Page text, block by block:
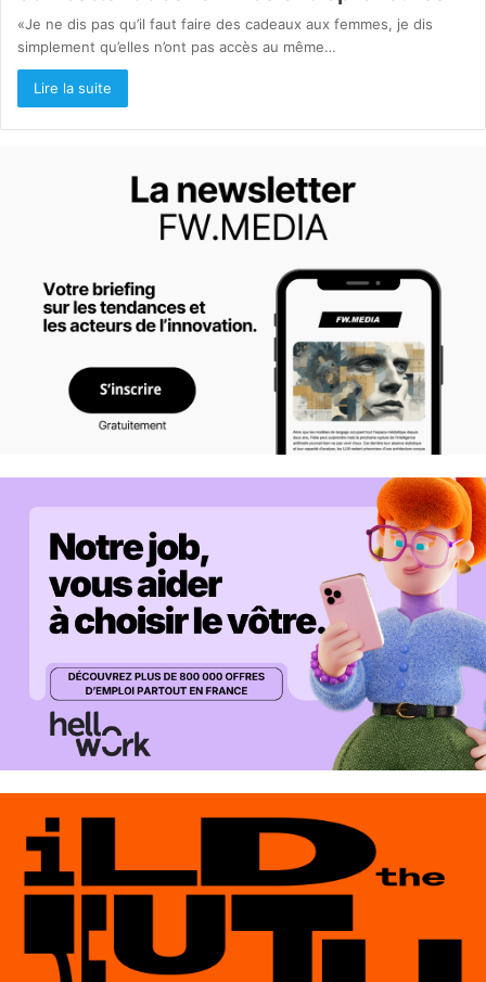
«Je ne dis pas qu’il faut faire des cadeaux aux femmes, je dis
simplement qu’elles n’ont pas accès au même…
Lire la suite